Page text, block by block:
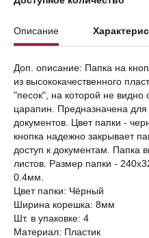
Описание
Доп. описание: Папка на
из высококачественного
"песок", на которой не видно
царапин. Предназначена
документов. Цвет папки -
кнопка надежно закрывает
доступ к документам.
листов. Размер папки -
0.4мм.
Цвет папки: Чёрный
Ширина корешка: 8мм
Шт. в упаковке: 4
Материал: Пластик